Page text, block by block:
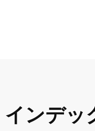
ンデッ